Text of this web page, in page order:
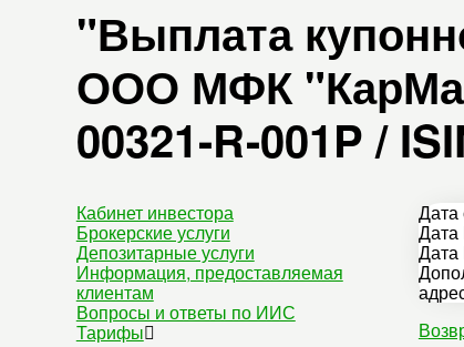
"Выплата
ООО МФК
00321-R-001P /
Кабинет инвестора
Брокерские услуги
Депозитарные услуги
Информация, предоставляемая
клиентам
Вопросы и ответы по ИИС
Тарифы
Дата
Дата
Дата